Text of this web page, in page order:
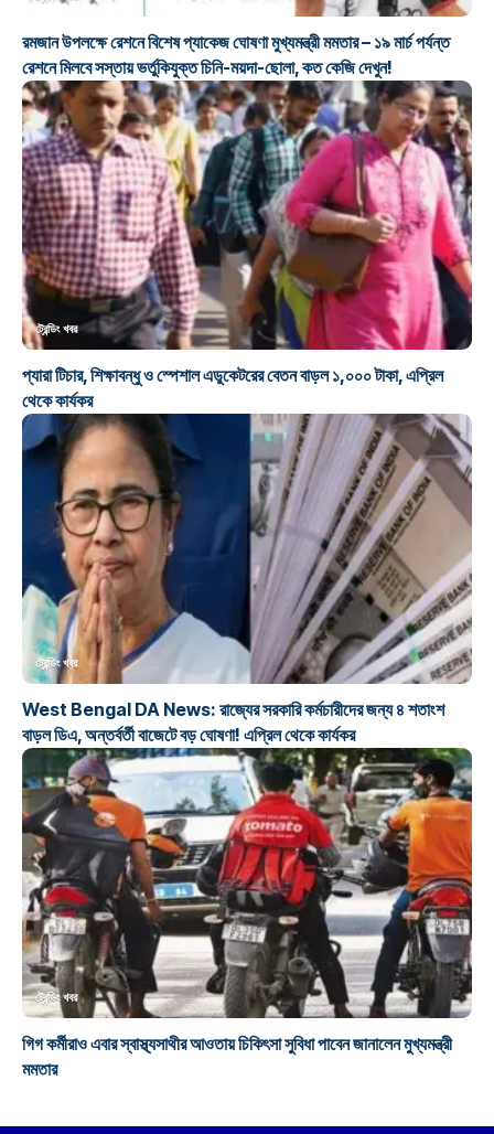
রমজান উপলক্ষে রেশনে বিশেষ প্যাকেজ ঘোষণা মুখ্যমন্ত্রী মমতার – ১৯ মার্চ পর্যন্ত
রেশনে মিলবে সস্তায় ভর্তুকিযুক্ত চিনি-ময়দা-ছোলা, কত কেজি দেখুন!
ট্রেন্ডিং খবর
প্যারা টিচার, শিক্ষাবন্ধু ও স্পেশাল এডুকেটরের বেতন বাড়ল ১,০০০ টাকা, এপ্রিল
থেকে কার্যকর
ট্রেন্ডিং খবর
West Bengal DA News: রাজ্যের সরকারি কর্মচারীদের জন্য ৪ শতাংশ
বাড়ল ডিএ, অন্তর্বর্তী বাজেটে বড় ঘোষণা! এপ্রিল থেকে কার্যকর
ট্রেন্ডিং খবর
গিগ কর্মীরাও এবার স্বাস্থ্যসাথীর আওতায় চিকিৎসা সুবিধা পাবেন জানালেন মুখ্যমন্ত্রী
মমতার